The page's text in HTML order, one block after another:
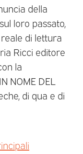
della
loro passato,
di lettura
Ricci editore
la
NOME DEL
di qua e di